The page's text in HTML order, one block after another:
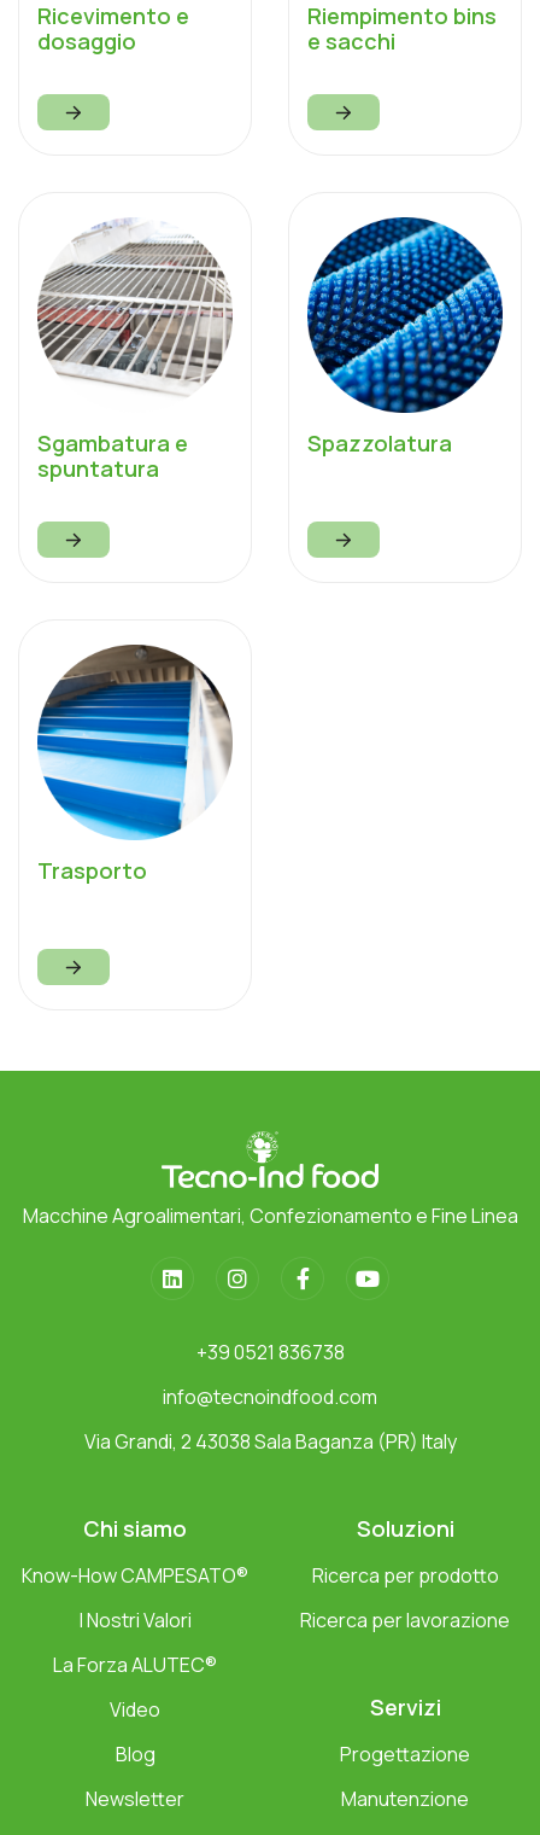
Ricevimento e
dosaggio
Riempimento bins
e sacchi
Sgambatura e
spuntatura
Spazzolatura
Trasporto
Macchine Agroalimentari, Confezionamento e Fine Linea
+39 0521 836738
info@tecnoindfood.com
Via Grandi, 2 43038 Sala Baganza (PR) Italy
Chi siamo
Know-How CAMPESATO®
I Nostri Valori
La Forza ALUTEC®
Video
Blog
Newsletter
Soluzioni
Ricerca per prodotto
Ricerca per lavorazione
Servizi
Progettazione
Manutenzione